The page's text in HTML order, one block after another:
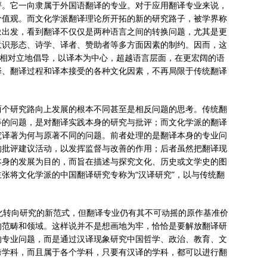
它一向隶属于外国语翻译的专业。对于应用翻译专业来说，
观。而文化学派翻译理论所开拓的新的研究路子，被学界称
发，看到翻译不仅仅是两种语言之间的转换问题，尤其是更
形态、诗学、译者、赞助者等多方面因素的制约。因而，这
对立地倡导，以译本为中心，超越语言层面，在更宏阔的语
翻译过程和译本接受的各种文化因素，不再局限于传统翻译
研究路向上发展的根本不同甚至是相反问题的思考。传统翻
问题，是对翻译实践本身的研究与批评；而文化学派的翻译
著为何与原著不同的问题。前者处理的是翻译本身的专业问
评建议活动，以发挥监督与改善的作用；后者虽然把翻译现
的发展为目的，而旨在描述与探究文化、历史或文学史的图
将文化学派的中国翻译研究专称为“汉译研究”，以与传统翻
向研究的新范式，但翻译专业仍有其不可动摇的原作基准价
畴和领域。这样说并不是想画地为牢，恰恰是要解放翻译研
业问题，而是通过汉译现象研究中国哲学、政治、教育、文
科，而且属于各个学科，只要有汉译的学科，都可以进行翻